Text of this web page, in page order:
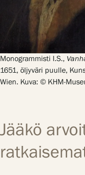
Monogrammisti I.S.,
1651, öljyväri puulle,
Wien. Kuva: © KHM-
Jääkö